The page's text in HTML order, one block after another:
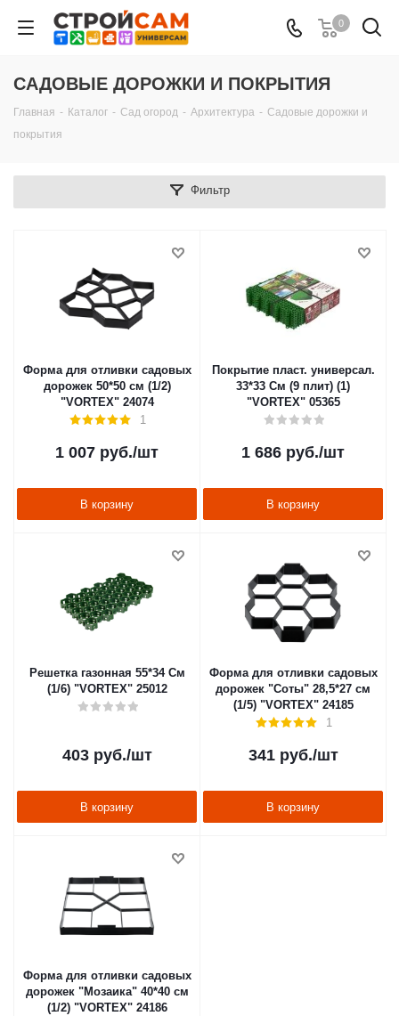
0
САДОВЫЕ ДОРОЖКИ И ПОКРЫТИЯ
Главная - Каталог - Сад огород - Архитектура - Садовые дорожки и
покрытия
Фильтр
Форма для отливки садовых
дорожек 50*50 см (1/2)
"VORTEX" 24074
1
1 007 руб./шт
В корзину
Покрытие пласт. универсал.
33*33 Cм (9 плит) (1)
"VORTEX" 05365
1 686 руб./шт
В корзину
Решетка газонная 55*34 Cм
(1/6) "VORTEX" 25012
403руб./шт
В корзину
Форма для отливки садовых
дорожек "Соты" 28,5*27 см
(1/5) "VORTEX" 24185
1
341руб./шт
В корзину
Форма для отливки садовых
дорожек "Мозаика" 40*40 см
(1/2) "VORTEX" 24186